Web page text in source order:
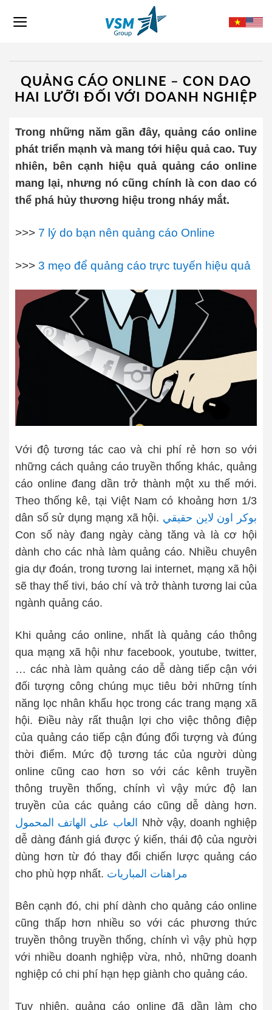
QUẢNG CÁO ONLINE – CON DAO
HAI LƯỠI ĐỐI VỚI DOANH NGHIỆP
Trong những năm gần đây, quảng cáo online
phát triển mạnh và mang tới hiệu quả cao. Tuy
nhiên, bên cạnh hiệu quả quảng cáo online
mang lại, nhưng nó cũng chính là con dao có
thể phá hủy thương hiệu trong nháy mắt.
>>> 7 lý do bạn nên quảng cáo Online
>>> 3 mẹo để quảng cáo trực tuyến hiệu quả
Với độ tương tác cao và chi phí rẻ hơn so với
những cách quảng cáo truyền thống khác, quảng
cáo online đang dần trở thành một xu thế mới.
Theo thống kê, tại Việt Nam có khoảng hơn 1/3
dân số sử dụng mạng xã hội. بوكر اون لاين حقيقي
Con số này đang ngày càng tăng và là cơ hội
dành cho các nhà làm quảng cáo. Nhiều chuyên
gia dự đoán, trong tương lai internet, mạng xã hội
sẽ thay thế tivi, báo chí và trở thành tương lai của
ngành quảng cáo.
Khi quảng cáo online, nhất là quảng cáo thông
qua mạng xã hội như facebook, youtube, twitter,
… các nhà làm quảng cáo dễ dàng tiếp cận với
đối tượng công chúng mục tiêu bởi những tính
năng lọc nhân khẩu học trong các trang mạng xã
hội. Điều này rất thuận lợi cho việc thông điệp
của quảng cáo tiếp cận đúng đối tượng và đúng
thời điểm. Mức độ tương tác của người dùng
online cũng cao hơn so với các kênh truyền
thông truyền thống, chính vì vậy mức độ lan
truyền của các quảng cáo cũng dễ dàng hơn.
العاب على الهاتف المحمول Nhờ vậy, doanh nghiệp
dễ dàng đánh giá được ý kiến, thái độ của người
dùng hơn từ đó thay đổi chiến lược quảng cáo
cho phù hợp nhất. مراهنات المباريات
Bên cạnh đó, chi phí dành cho quảng cáo online
cũng thấp hơn nhiều so với các phương thức
truyền thông truyền thống, chính vì vậy phù hợp
với nhiều doanh nghiệp vừa, nhỏ, những doanh
nghiệp có chi phí hạn hẹp giành cho quảng cáo.
Tuy nhiên, quảng cáo online đã dần làm cho